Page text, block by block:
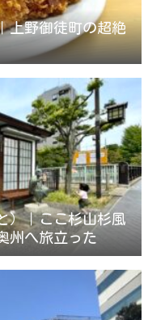
上野御徒町の超絶
）｜ここ杉山杉風
州へ旅立った